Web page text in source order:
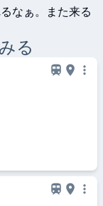
なぁ。また来る
る